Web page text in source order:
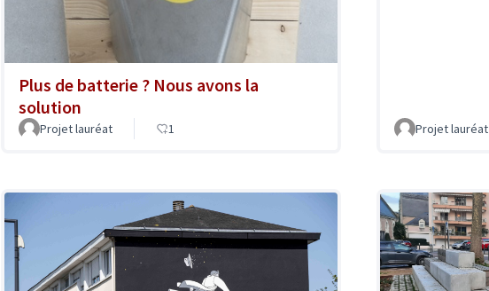
Plus de batterie ? Nous avons la
solution
Projet lauréat 1 Projet lauréat